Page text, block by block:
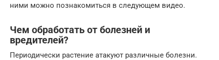
ними можно познакомиться в следующем видео.
Чем обработать от болезней и
вредителей?
Периодически растение атакуют различные болезни.